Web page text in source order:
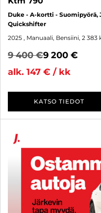
Duke - A-kortti - Suomipyörä,
Quickshifter
2025 , Manuaali, Bensiini, 2 383
9 400 €9 200 €
alk. 147 € / kk
KATSO TIEDOT